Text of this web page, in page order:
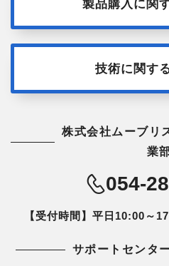
製品購入に関
技術に関す
株式会社ムーブリ
業
054-
【受付時間】平日10:00～
サポートセンタ